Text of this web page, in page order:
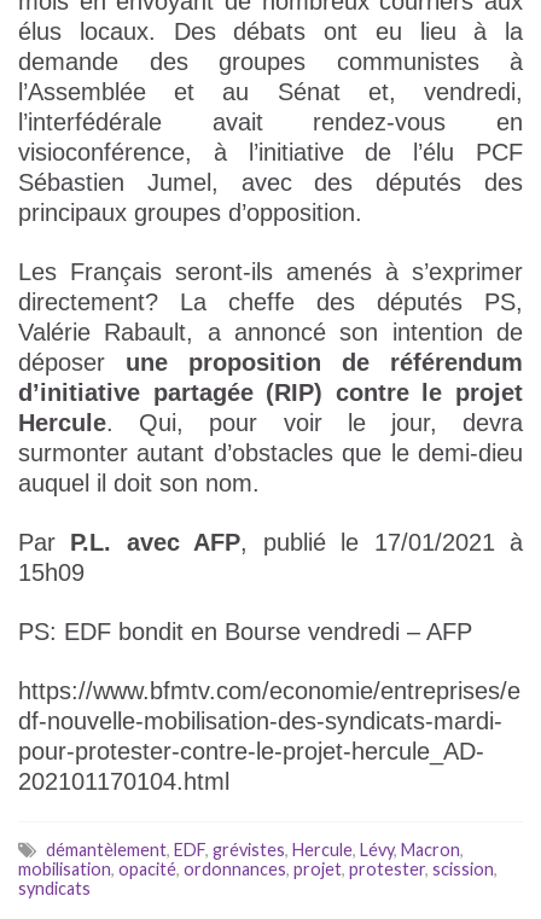
élus locaux. Des débats ont eu lieu à la
demande des groupes communistes à
l’Assemblée et au Sénat et, vendredi,
l’interfédérale avait rendez-vous en
visioconférence, à l’initiative de l’élu PCF
Sébastien Jumel, avec des députés des
principaux groupes d’opposition.
Les Français seront-ils amenés à s’exprimer
directement? La cheffe des députés PS,
Valérie Rabault, a annoncé son intention de
déposer une proposition de référendum
d’initiative partagée (RIP) contre le projet
Hercule. Qui, pour voir le jour, devra
surmonter autant d’obstacles que le demi-dieu
auquel il doit son nom.
Par P.L. avec AFP, publié le 17/01/2021 à
15h09
PS: EDF bondit en Bourse vendredi – AFP
https://www.bfmtv.com/economie/entreprises/e
df-nouvelle-mobilisation-des-syndicats-mardi-
pour-protester-contre-le-projet-hercule_AD-
202101170104.html
démantèlement, EDF, grévistes, Hercule, Lévy, Macron,
mobilisation, opacité, ordonnances, projet, protester, scission,
syndicats